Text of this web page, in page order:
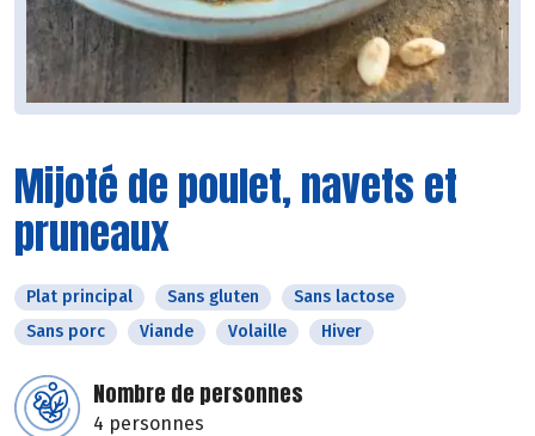
Mijoté de poulet, navets et
pruneaux
Plat principal Sans gluten
Sans lactose
Sans porc
Viande Volaille Hiver
Nombre de personnes
4 personnes